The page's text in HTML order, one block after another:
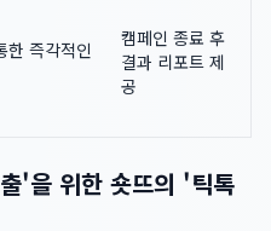
한 즉각적인
캠페인 종료 후
결과 리포트 제
공
'을 위한 숏뜨의 '틱톡